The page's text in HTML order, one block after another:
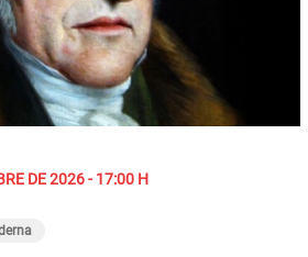
DE 2026 - 17:00 H